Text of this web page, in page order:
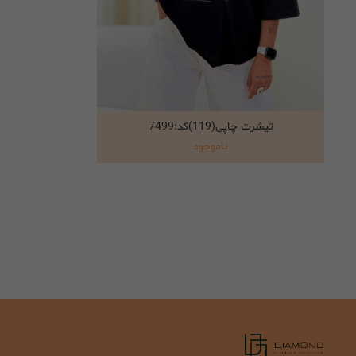
انتخاب گزینه ها
تیشرت چاپی(119)کد:7499
ناموجود